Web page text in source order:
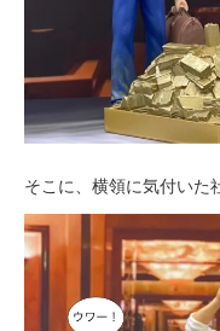
そこに、横領に気付いた